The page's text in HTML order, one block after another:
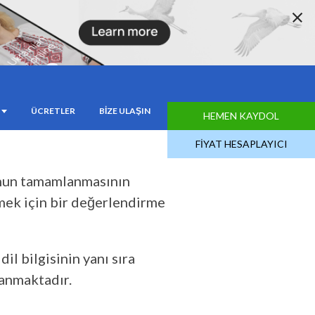
ÜCRETLER BIZE ULAŞIN HEMEN KAYDOL
FIYAT HESAPLAYICI
tamamlanmasının
için bir değerlendirme
bilgisinin yanı sıra